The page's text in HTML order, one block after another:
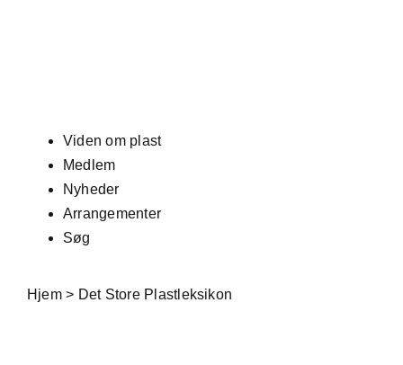
Viden om plast
Medlem
Nyheder
Arrangementer
Søg
Hjem> Det Store Plastleksikon